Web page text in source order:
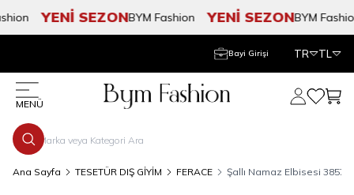
YENİ SEZONBYM Fashion YENİ SEZONBYM Fashion
Bayi Girişi TR TL
MENÜ
Hesabım
Ana Sayfa TESETÜR DIŞ GİYİM FERACE Şallı Namaz Elbisesi 3857